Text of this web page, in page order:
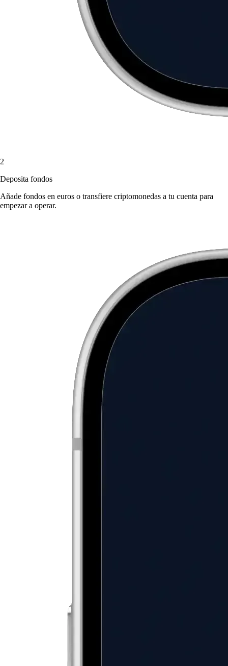
2
Deposita fondos
Añade fondos en euros o transfiere criptomonedas a tu cuenta para
empezar a operar.